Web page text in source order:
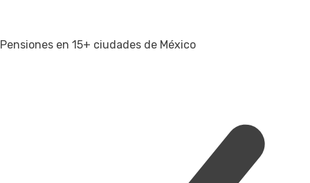
Pensiones en 15+ ciudades de México